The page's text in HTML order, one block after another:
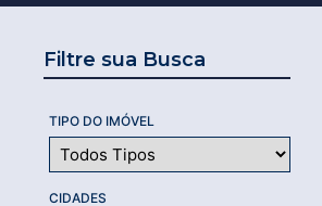
Filtre sua Busca
TIPO DO IMÓVEL
CIDADES